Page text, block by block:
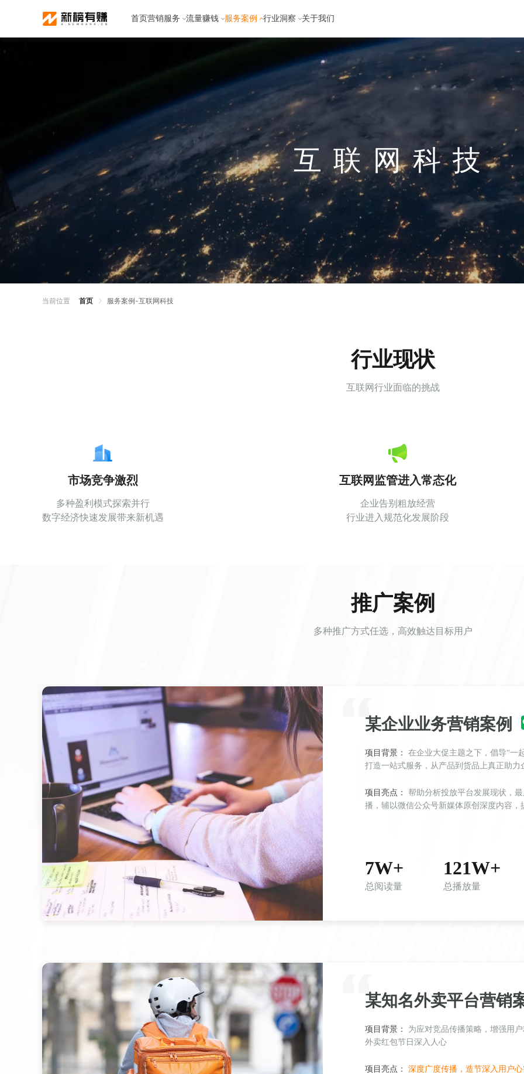
首页营销服务 流量赚钱 服务案例 行业洞察 关于我们
互联网科技
当前位置 首页 服务案例-互联网科技
行业现状
互联网行业面临的挑战
市场竞争激烈
多种盈利模式探索并行
数字经济快速发展带来新机遇
互联网监管进入常态化
企业告别粗放经营
行业进入规范化发展阶段
推广案例
多种推广方式任选，高效触达目标用户
某企业业务营销案例
项目背景：
打造一站式服务，从产品到货品上真正助力
项目亮点：
播，辅以微信公众号新媒体原创深度内容
7W+
总阅读量
121W+
总播放量
某知名外卖平台营销
项目背景：
外卖红包节日深入人心
项目亮点： 深度广度传播，造节深入用户